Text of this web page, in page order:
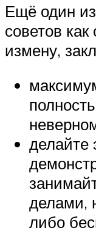
Ещё один
советов
измену,
делайте
делами,
либо